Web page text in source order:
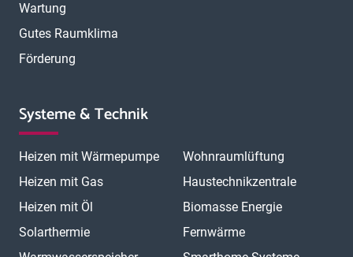
Wartung
Gutes Raumklima
Förderung
Systeme & Technik
Heizen mit Wärmepumpe
Heizen mit Gas
Heizen mit Öl
Solarthermie
Wohnraumlüftung
Haustechnikzentrale
Biomasse Energie
Fernwärme